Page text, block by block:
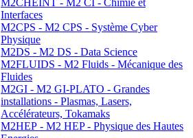
M2CHEINT - M2 CI - Chimie et
Interfaces
M2CPS - M2 CPS - Système Cyber
Physique
M2DS - M2 DS - Data Science
M2FLUIDS - M2 Fluids - Mécanique des
Fluides
M2GI - M2 GI-PLATO - Grandes
installations - Plasmas, Lasers,
Accélérateurs, Tokamaks
M2HEP - M2 HEP - Physique des Hautes